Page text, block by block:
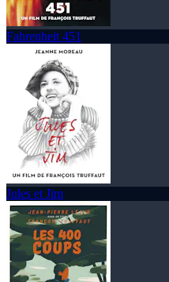
Fahrenheit 451
Jules et Jim